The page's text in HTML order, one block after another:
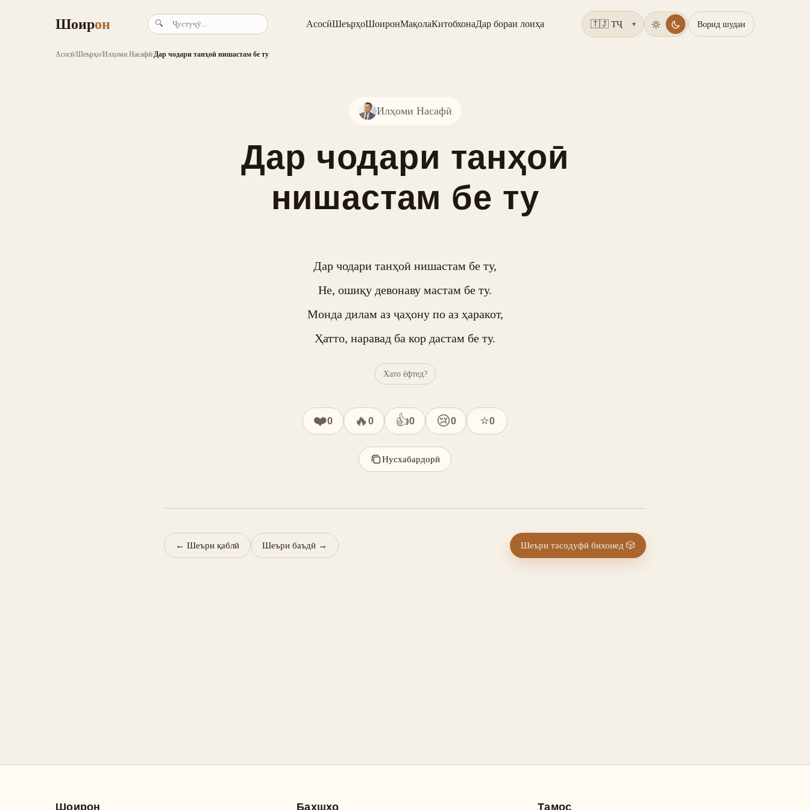
Шоирон 🔍 АсосӣШеърҳоШоиронМақолаКитобхонаДар бораи лоиҳа ▾ Ворид шудан
Асосӣ/Шеърҳо/Илҳоми Насафӣ/Дар чодари танҳоӣ нишастам бе ту
Илҳоми Насафӣ
Дар чодари танҳоӣ
нишастам бе ту
Дар чодари танҳоӣ нишастам бе ту,
Не, ошиқу девонаву мастам бе ту.
Монда дилам аз ҷаҳону по аз ҳаракот,
Ҳатто, наравад ба кор дастам бе ту.
Хато ёфтед?
❤️0 🔥 0 👍0 😢0 ⭐0
Нусхабардорӣ
← Шеъри қаблӣ Шеъри баъдӣ → Шеъри тасодуфӣ бихонед 🎲
Шоирон Бахшҳо Тамос